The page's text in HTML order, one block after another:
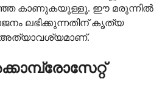
കാണുകയുള്ളൂ. ഈ മരുന്നിൽ
ലഭിക്കുന്നതിന് കൃത്യ
അത്യാവശ്യമാണ്.